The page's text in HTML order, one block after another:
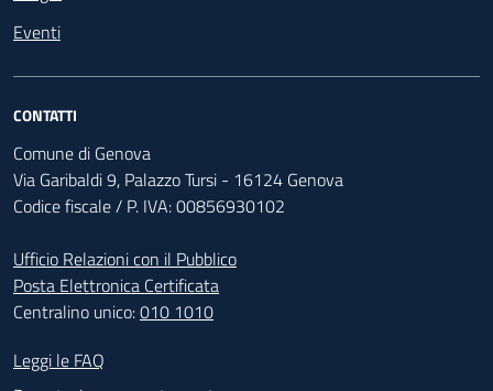
Eventi
CONTATTI
Comune di Genova
Via Garibaldi 9, Palazzo Tursi - 16124 Genova
Codice fiscale / P. IVA: 00856930102
Ufficio Relazioni con il Pubblico
Posta Elettronica Certificata
Centralino unico:010 1010
Footer - Contatti
Leggi le FAQ